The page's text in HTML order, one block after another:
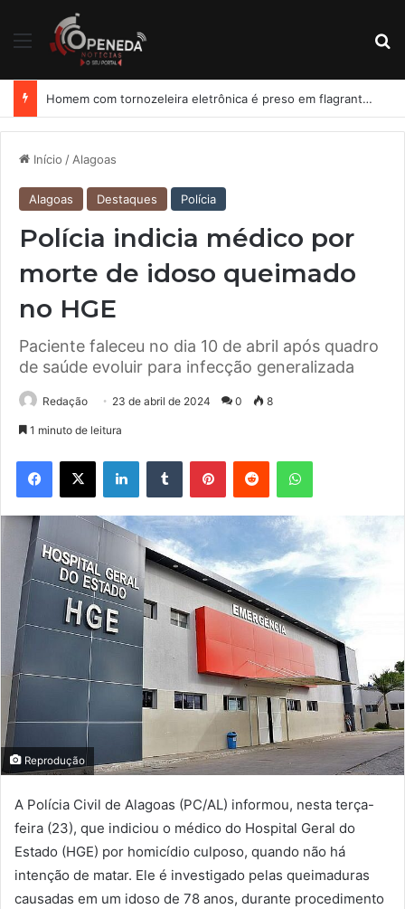
Menu
Homem com tornozeleira eletrônica é preso em flagrante por importunação sexual em condomínio de Arapiraca
Início / Alagoas
Alagoas Destaques Polícia
Polícia indicia médico por
morte de idoso queimado
no HGE
Paciente faleceu no dia 10 de abril após quadro
de saúde evoluir para infecção generalizada
Redação 23 de abril de 2024 0 8
1 minuto de leitura
Facebook
X LinkedinTumblr PinterestReddit WhatsApp
Reprodução
A Polícia Civil de Alagoas (PC/AL) informou, nesta terça-
feira (23), que indiciou o médico do Hospital Geral do
Estado (HGE) por homicídio culposo, quando não há
intenção de matar. Ele é investigado pelas queimaduras
causadas em um idoso de 78 anos, durante procedimento